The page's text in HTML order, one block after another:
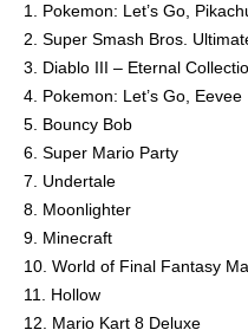
1. Pokemon: Let’s Go,
2. Super Smash Bros.
3. Diablo III – Eternal
4. Pokemon: Let’s Go, Eevee
5. Bouncy Bob
6. Super Mario Party
7. Undertale
8. Moonlighter
9. Minecraft
10. World of Final Fantasy
11. Hollow
12. Mario Kart 8 Deluxe